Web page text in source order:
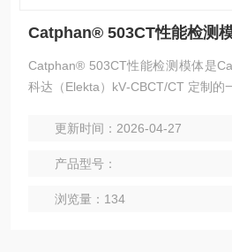
Catphan® 503CT性能检测
Catphan® 503CT性能检测模体是
科达（Elekta）kV‑CBCT/CT 定制的
更新时间：2026-04-27
产品型号：
浏览量：134